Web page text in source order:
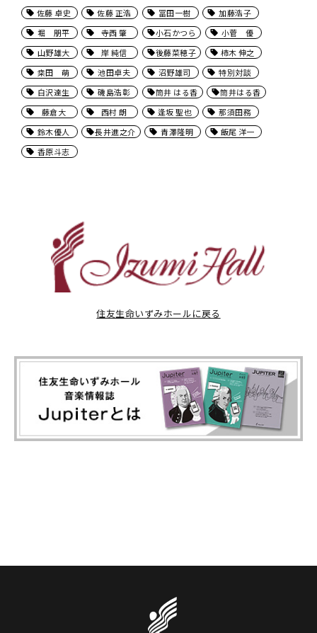
佐藤 卓史
佐藤 正浩 冨田一樹
加藤浩子
堀 朋平
寺西 肇 小石かつら
小菅 優
山野雄大
岸 純信 後藤菜穂子
柿木 伸之
桒田 萌
池田卓夫 沼野雄司
特別対談
白沢達生
磯島浩彰 筒井 はる香
筒井はる香
藤倉大
西村 朗 逢坂 聖也
那須田務
鈴木優人
長井進之介 青澤隆明
飯尾 洋一
香原斗志
住友生命いずみホールに戻る